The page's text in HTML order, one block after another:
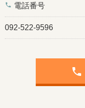
phone 電話番号
092-522-9596
phone